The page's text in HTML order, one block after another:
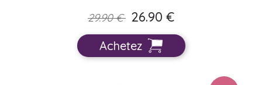
29.90 € 26.90 €
Achetez